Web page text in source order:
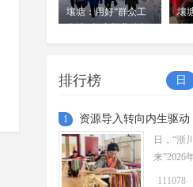
其间，川西高原
03-19
四川茂县：中
式引客来 零距
3月13日，阿坝
在古城上空，开
现场游客纷纷驻
壤塘：用好“群众工
战
壤
排行榜 日
1
日，“浙
来”2026
111078